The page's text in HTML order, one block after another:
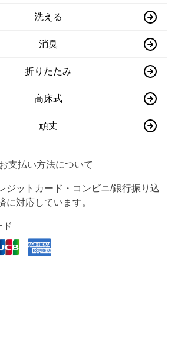
洗える
消臭
折りたたみ
高床式
頑丈
お支払い方法について
ジットカード・コンビニ/銀行振り込
に対応しています。
ド